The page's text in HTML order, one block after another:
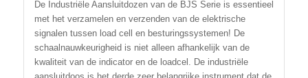
De Industriële Aansluitdozen van de BJS Serie is essentieel
met het verzamelen en verzenden van de elektrische
signalen tussen load cell en besturingssystemen! De
schaalnauwkeurigheid is niet alleen afhankelijk van de
kwaliteit van de indicator en de loadcel. De industriële